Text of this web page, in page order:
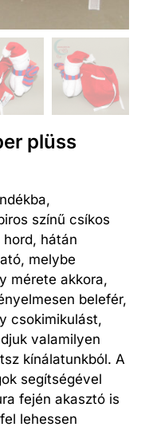
plüss
színű csíkos
hátán
melybe
mérete akkora,
belefér,
csokimikulást,
valamilyen
kínálatunkból. A
segítségével
fején akasztó is
lehessen